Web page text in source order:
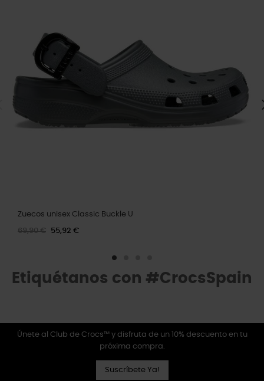
Zuecos unisex Classic Buckle U
69,90 € 55,92 €
Etiquétanos con #CrocsSpain
Únete al Club de Crocs™ y disfruta de un 10% descuento en tu
próxima compra.
Suscríbete Ya!